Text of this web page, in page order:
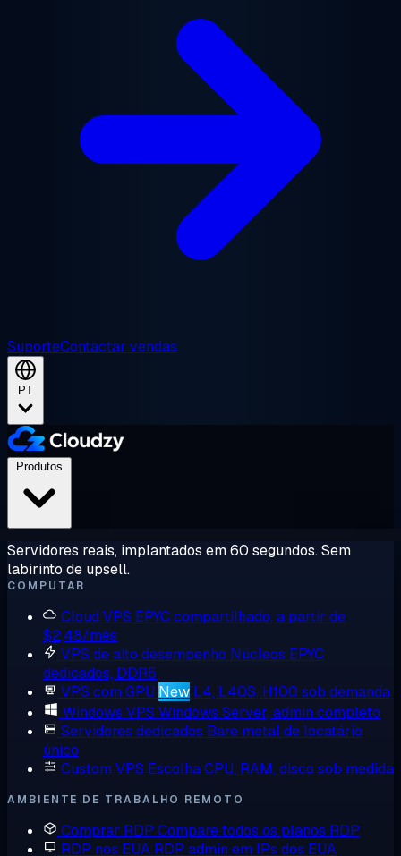
SuporteContactar vendas
PT
Servidores reais, implantados em 60 segundos. Sem
labirinto de upsell.
COMPUTAR
Cloud VPS EPYC compartilhado, a partir de
$2,48/mês
VPS de alto desempenho Núcleos EPYC
dedicados, DDR5
VPS com GPU New L4, L40S, H100 sob demanda
Windows VPS Windows Server, admin completo
Servidores dedicados Bare metal de locatário
único
Custom VPS Escolha CPU, RAM, disco sob medida
AMBIENTE DE TRABALHO REMOTO
Comprar RDP Compare todos os planos RDP
RDP nos EUA RDP admin em IPs dos EUA